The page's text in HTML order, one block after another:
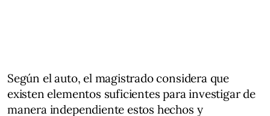
Según el auto, el magistrado considera que
existen elementos suficientes para investigar de
manera independiente estos hechos y